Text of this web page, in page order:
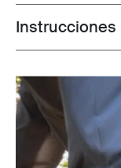
Toggle
Instrucciones